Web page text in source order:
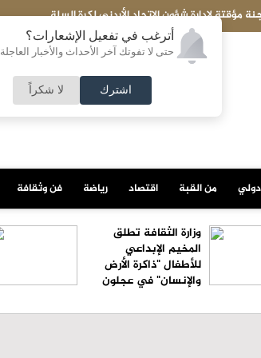
أترغب في تفعيل الإشعارات؟
حتى لا تفوتك آخر الأحداث والأخبار العاجلة
اشترك لا شكراً
مؤقتة لإدارة شؤون الاتحاد الأردني لكرة السلة
من القبة اقتصاد رياضة فن وثقافة
وزارة الثقافة تطلق
المخيم الإبداعي
للأطفال "ذاكرة الأرض
والإنسان" في عجلون